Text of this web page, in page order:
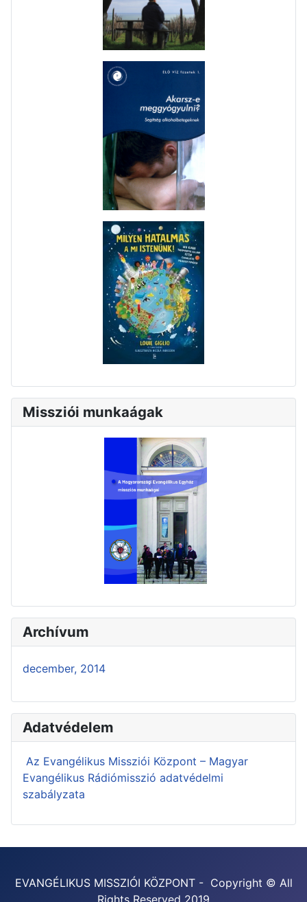
Missziói munkaágak
Archívum
december, 2014
Adatvédelem
Az Evangélikus Missziói Központ – Magyar
Evangélikus Rádiómisszió adatvédelmi
szabályzata
EVANGÉLIKUS MISSZIÓI KÖZPONT - Copyright © All